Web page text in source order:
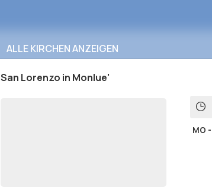
ALLE KIRCHEN ANZEIGEN
San Lorenzo in Monlue'
MO